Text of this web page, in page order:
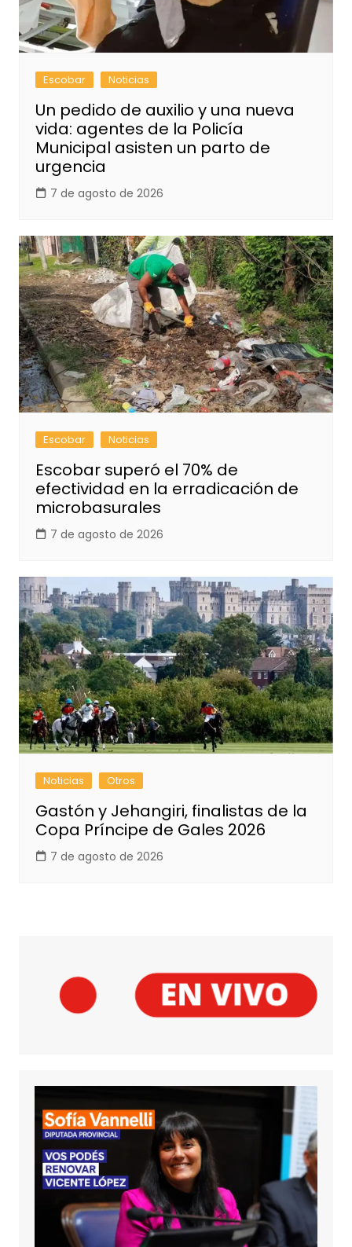
Escobar Noticias
Un pedido de auxilio y una nueva
vida: agentes de la Policía
Municipal asisten un parto de
urgencia
7 de agosto de 2026
Escobar Noticias
Escobar superó el 70% de
efectividad en la erradicación de
microbasurales
7 de agosto de 2026
Noticias Otros
Gastón y Jehangiri, finalistas de la
Copa Príncipe de Gales 2026
7 de agosto de 2026